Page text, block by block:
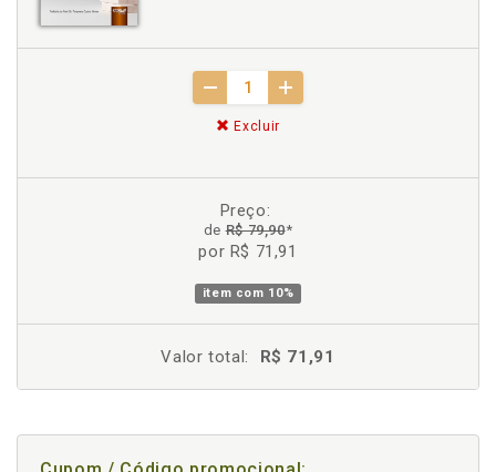
Excluir
Preço:
deR$ 79,90*
por R$ 71,91
item com 10%
Valor total: R$ 71,91